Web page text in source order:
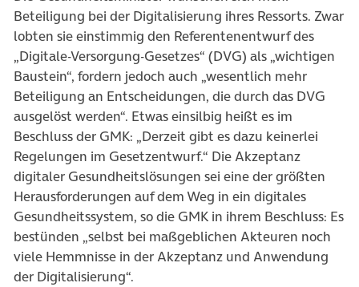
Beteiligung bei der Digitalisierung ihres Ressorts. Zwar
lobten sie einstimmig den Referentenentwurf des
„Digitale-Versorgung-Gesetzes“ (DVG) als „wichtigen
Baustein“, fordern jedoch auch „wesentlich mehr
Beteiligung an Entscheidungen, die durch das DVG
ausgelöst werden“. Etwas einsilbig heißt es im
Beschluss der GMK: „Derzeit gibt es dazu keinerlei
Regelungen im Gesetzentwurf.“ Die Akzeptanz
digitaler Gesundheitslösungen sei eine der größten
Herausforderungen auf dem Weg in ein digitales
Gesundheitssystem, so die GMK in ihrem Beschluss: Es
bestünden „selbst bei maßgeblichen Akteuren noch
viele Hemmnisse in der Akzeptanz und Anwendung
der Digitalisierung“.